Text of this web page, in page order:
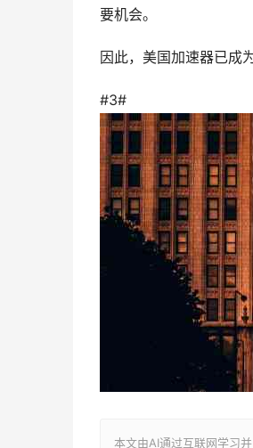
要机会。
因此，美国加速器已成
#3#
本文由AI通过互联网学习